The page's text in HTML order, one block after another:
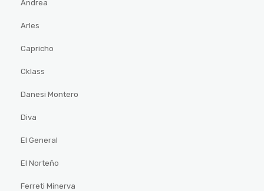
Andrea
Arles
Capricho
Cklass
Danesi Montero
Diva
El General
El Norteño
Ferreti Minerva